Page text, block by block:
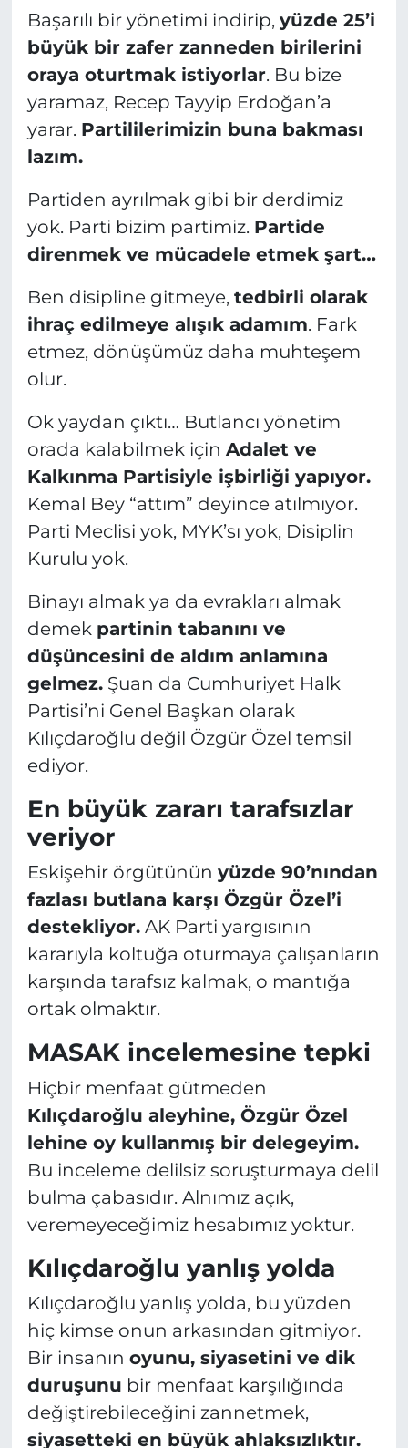
Başarılı bir yönetimi indirip, yüzde 25’i
büyük bir zafer zanneden birilerini
oraya oturtmak istiyorlar. Bu bize
yaramaz, Recep Tayyip Erdoğan’a
yarar. Partililerimizin buna bakması
lazım.
Partiden ayrılmak gibi bir derdimiz
yok. Parti bizim partimiz. Partide
direnmek ve mücadele etmek şart…
Ben disipline gitmeye, tedbirli olarak
ihraç edilmeye alışık adamım. Fark
etmez, dönüşümüz daha muhteşem
olur.
Ok yaydan çıktı… Butlancı yönetim
orada kalabilmek için Adalet ve
Kalkınma Partisiyle işbirliği yapıyor.
Kemal Bey “attım” deyince atılmıyor.
Parti Meclisi yok, MYK’sı yok, Disiplin
Kurulu yok.
Binayı almak ya da evrakları almak
demek partinin tabanını ve
düşüncesini de aldım anlamına
gelmez.Şuan da Cumhuriyet Halk
Partisi’ni Genel Başkan olarak
Kılıçdaroğlu değil Özgür Özel temsil
ediyor.
En büyük zararı tarafsızlar
veriyor
Eskişehir örgütünün yüzde 90’nından
fazlası butlana karşı Özgür Özel’i
destekliyor.AK Parti yargısının
kararıyla koltuğa oturmaya çalışanların
karşında tarafsız kalmak, o mantığa
ortak olmaktır.
MASAK incelemesine tepki
Hiçbir menfaat gütmeden
Kılıçdaroğlu aleyhine, Özgür Özel
lehine oy kullanmış bir delegeyim.
Bu inceleme delilsiz soruşturmaya delil
bulma çabasıdır. Alnımız açık,
veremeyeceğimiz hesabımız yoktur.
Kılıçdaroğlu yanlış yolda
Kılıçdaroğlu yanlış yolda, bu yüzden
hiç kimse onun arkasından gitmiyor.
Bir insanın oyunu, siyasetini ve dik
duruşunu bir menfaat karşılığında
değiştirebileceğini zannetmek,
siyasetteki en büyük ahlaksızlıktır.